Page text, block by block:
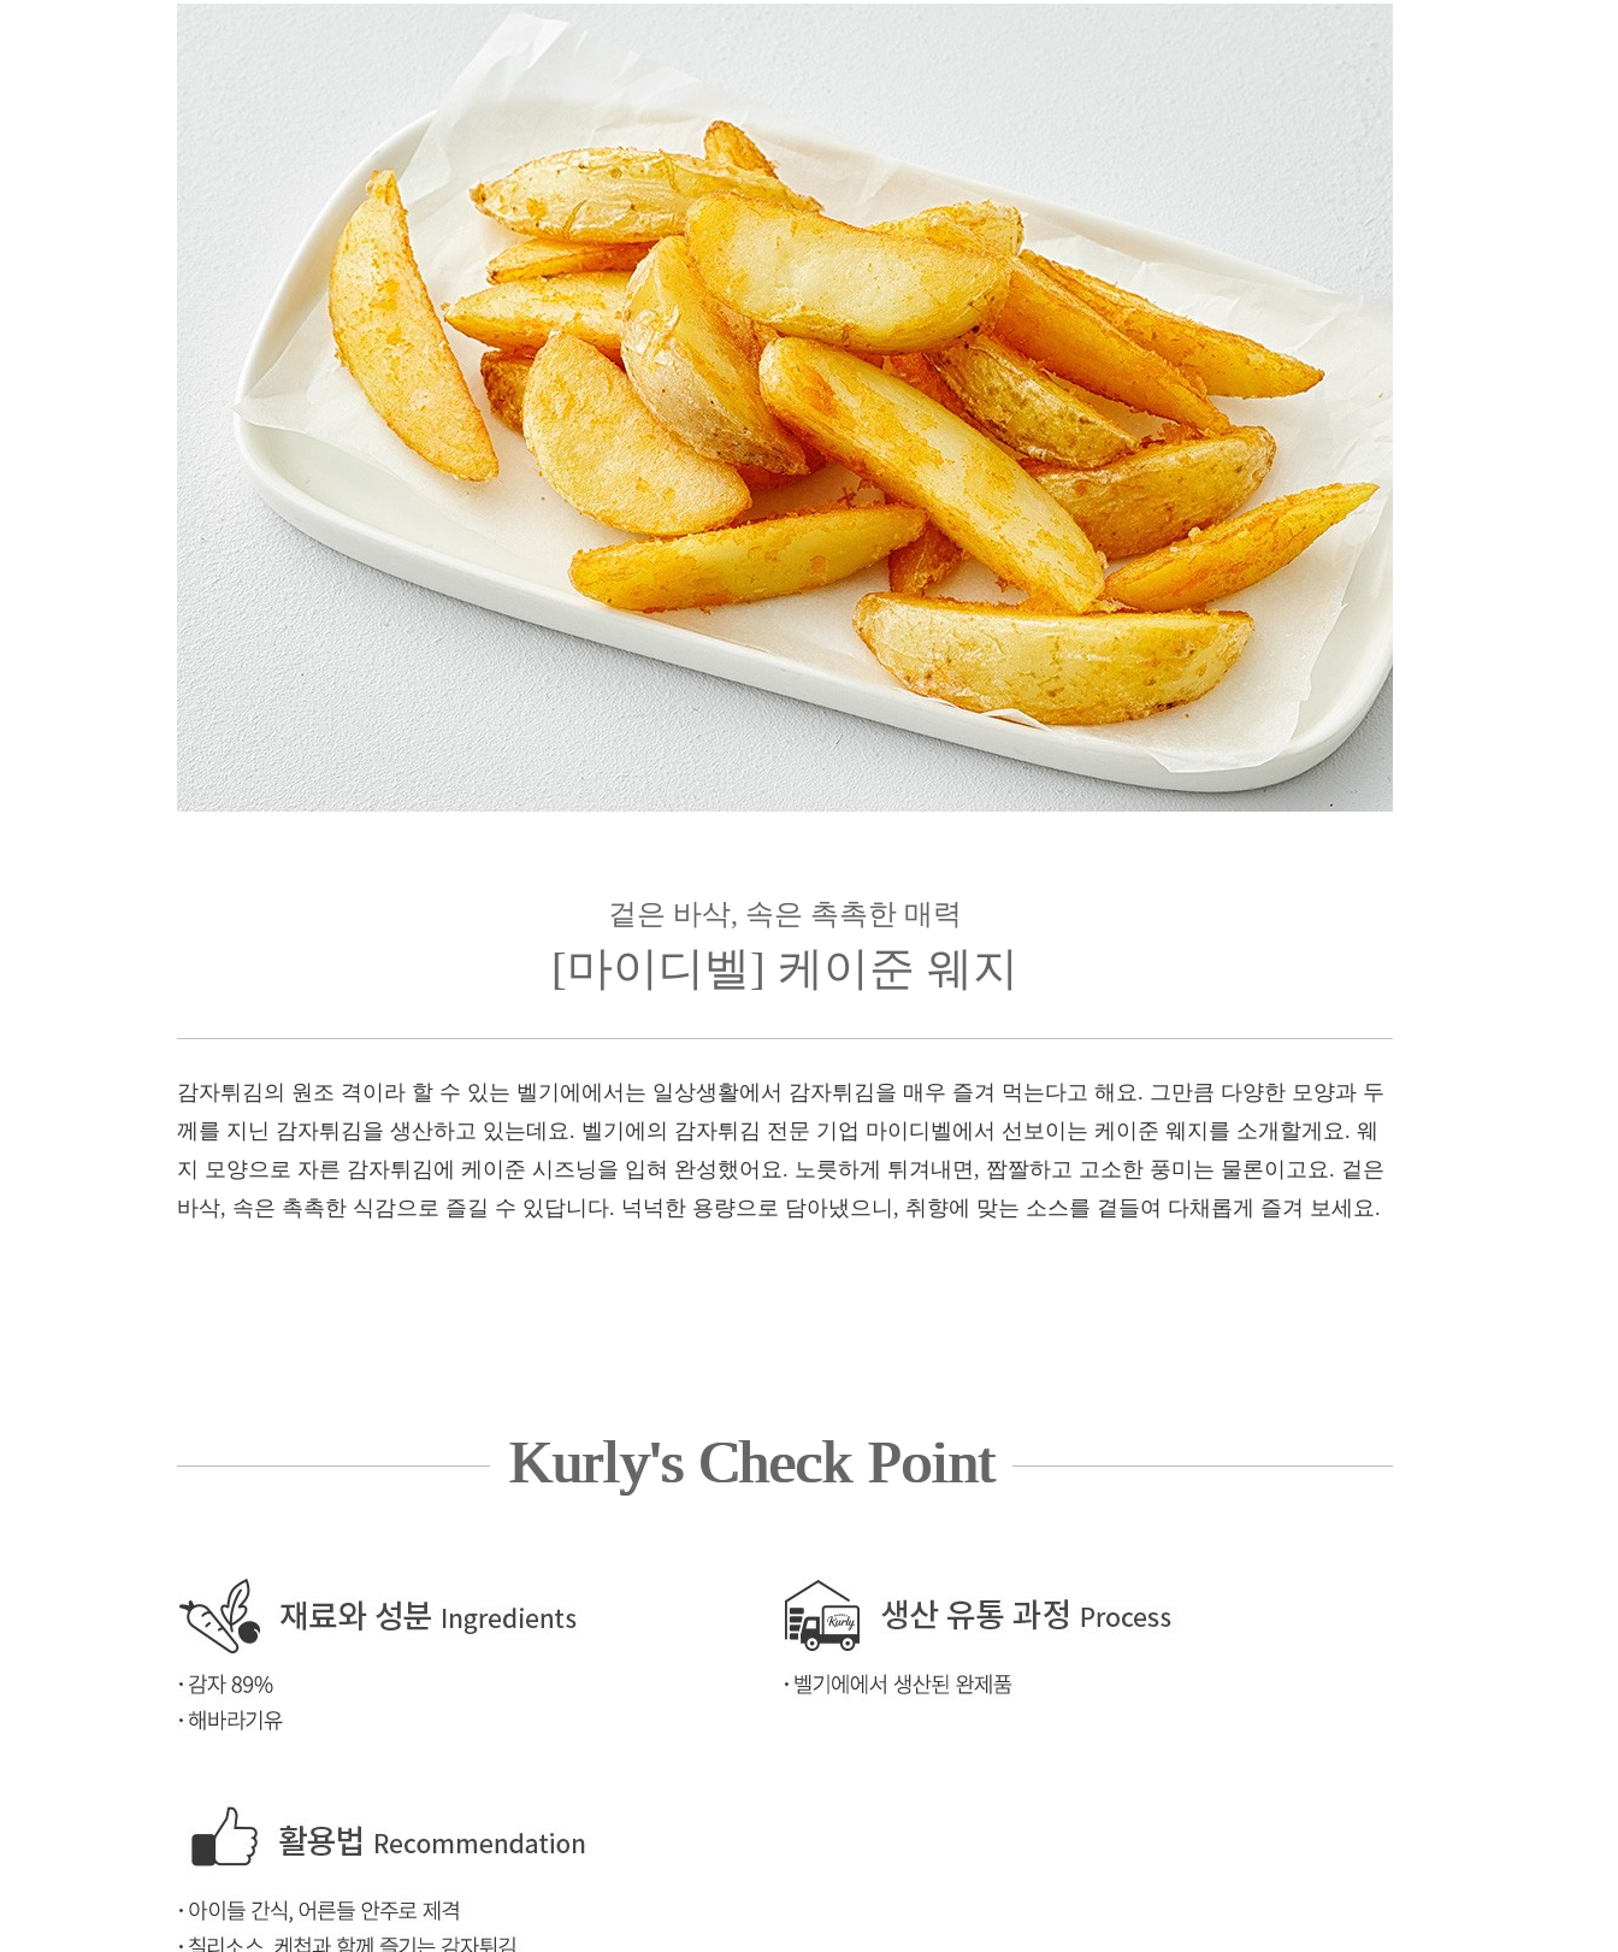
겉은 바삭, 속은 촉촉한 매력
[마이디벨] 케이준 웨지
감자튀김의 원조 격이라 할 수 있는 벨기에에서는 일상생활에서 감자튀김을 매우 즐겨 먹는다고 해요. 그만큼 다양한 모양과 두
께를 지닌 감자튀김을 생산하고 있는데요. 벨기에의 감자튀김 전문 기업 마이디벨에서 선보이는 케이준 웨지를 소개할게요. 웨
지 모양으로 자른 감자튀김에 케이준 시즈닝을 입혀 완성했어요. 노릇하게 튀겨내면, 짭짤하고 고소한 풍미는 물론이고요. 겉은
바삭, 속은 촉촉한 식감으로 즐길 수 있답니다. 넉넉한 용량으로 담아냈으니, 취향에 맞는 소스를 곁들여 다채롭게 즐겨 보세요.
Kurly's Check Point